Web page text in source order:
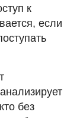
к
если
без